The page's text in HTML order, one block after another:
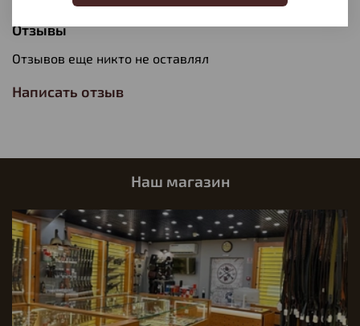
Отзывы
Отзывов еще никто не оставлял
Написать отзыв
Наш магазин